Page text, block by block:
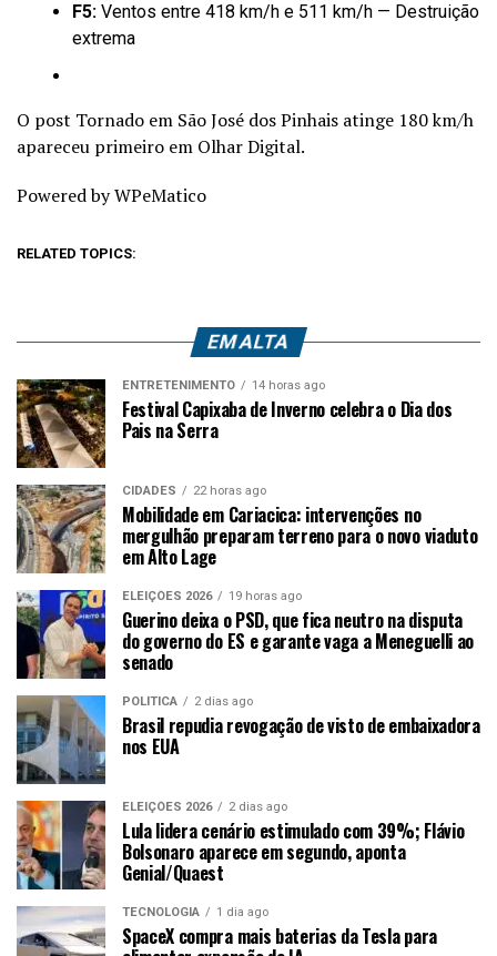
F5: Ventos entre 418 km/h e 511 km/h — Destruição
extrema
O post Tornado em São José dos Pinhais atinge 180 km/h
apareceu primeiro em Olhar Digital.
Powered by WPeMatico
RELATED TOPICS:
EM ALTA
ENTRETENIMENTO 14 horas ago
Festival Capixaba de Inverno celebra o Dia dos
Pais na Serra
CIDADES 22 horas ago
Mobilidade em Cariacica: intervenções no
mergulhão preparam terreno para o novo viaduto
em Alto Lage
ELEIÇÕES 2026 19 horas ago
Guerino deixa o PSD, que fica neutro na disputa
do governo do ES e garante vaga a Meneguelli ao
senado
POLÍTICA 2 dias ago
Brasil repudia revogação de visto de embaixadora
nos EUA
ELEIÇÕES 2026 2 dias ago
Lula lidera cenário estimulado com 39%; Flávio
Bolsonaro aparece em segundo, aponta
Genial/Quaest
TECNOLOGIA 1 dia ago
SpaceX compra mais baterias da Tesla para